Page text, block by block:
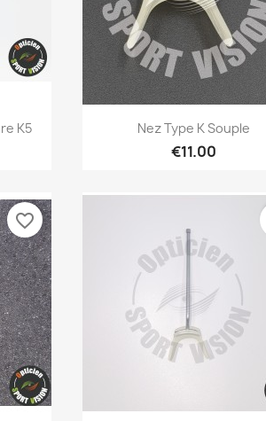
K5 Quick view
Nez Type K Souple
€11.00
favorite_border